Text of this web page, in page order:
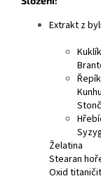
Extrakt z
Želatina
Stearan
Oxid